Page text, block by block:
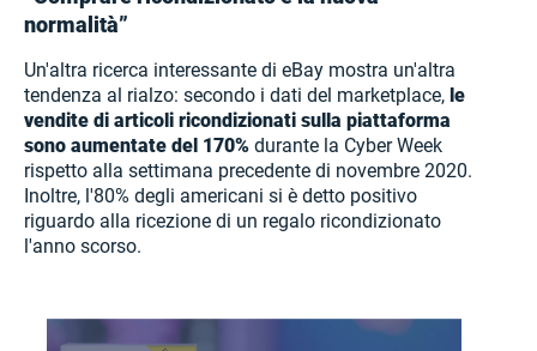
normalità”
Un'altra ricerca interessante di eBay mostra un'altra
tendenza al rialzo: secondo i dati del marketplace, le
vendite di articoli ricondizionati sulla piattaforma
sono aumentate del 170% durante la Cyber Week
rispetto alla settimana precedente di novembre 2020.
Inoltre, l'80% degli americani si è detto positivo
riguardo alla ricezione di un regalo ricondizionato
l'anno scorso.